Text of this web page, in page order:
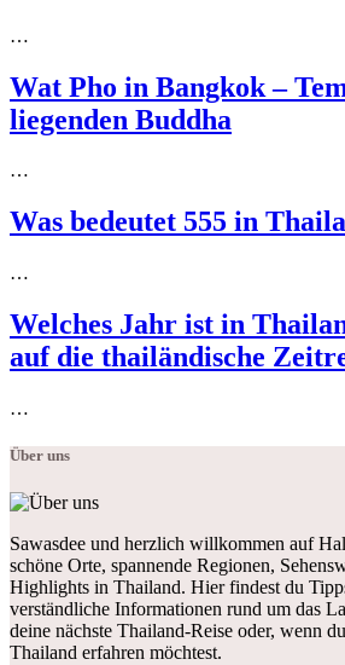
…
Wat Pho in Bangkok –
liegenden Buddha
…
Was bedeutet 555 in
…
Welches Jahr ist in
auf die thailändische
…
Über uns
Sawasdee und herzlich willkommen auf
schöne Orte, spannende Regionen,
Highlights in Thailand. Hier findest du
verständliche Informationen rund um das
deine nächste Thailand-Reise oder, wenn
Thailand erfahren möchtest.